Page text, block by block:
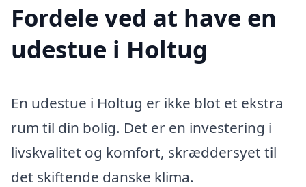
Fordele ved at have en
udestue i Holtug
En udestue i Holtug er ikke blot et ekstra
rum til din bolig. Det er en investering i
livskvalitet og komfort, skræddersyet til
det skiftende danske klima.